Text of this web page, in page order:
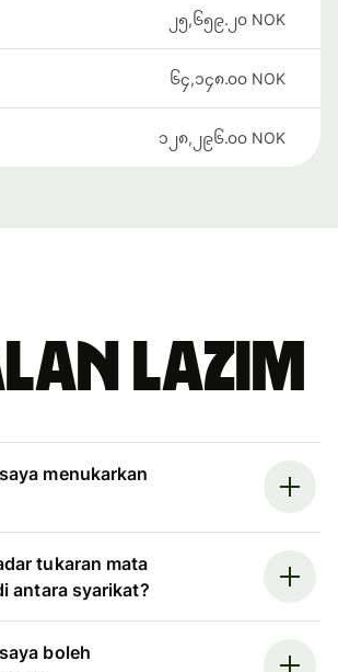
၂၅,၆၅၉.၂၀ NOK
၆၄,၁၄၈.၀၀ NOK
၁၂၈,၂၉၆.၀၀ NOK
Lazim
menukarkan
tukaran mata
antara syarikat?
boleh